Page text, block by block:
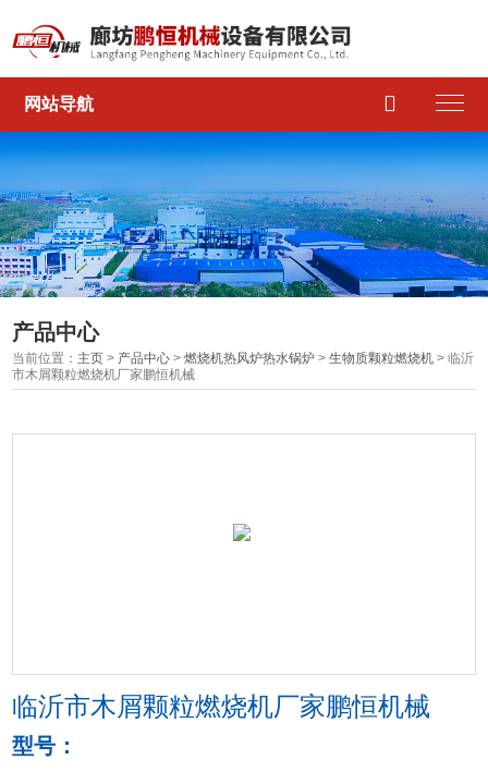
网站导航 
产品中心
当前位置： 主页 > 产品中心 >燃烧机热风炉热水锅炉 >生物质颗粒燃烧机 > 临沂
市木屑颗粒燃烧机厂家鹏恒机械
临沂市木屑颗粒燃烧机厂家鹏恒机械
型号：